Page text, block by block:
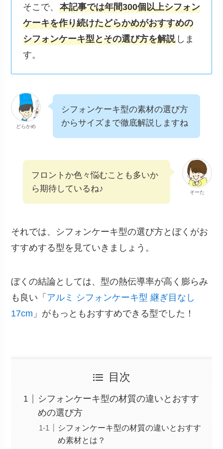
そこで、 本記事では年間300個以上シフォン
ケーキを作り続けたどらかめがおすすめの
シフォンケーキ型とその選び方を解説しま
す。
どらかめ
シフォンケーキ型の素材の選び方
からサイズまで徹底解説しますね
そーた
フロントか色々悩むことも多いか
ら期待しているね♪
それでは、シフォンケーキ型の選び方とぼくがお
すすめする型を見ていきましょう。
ぼくの結論としては、型の熱伝導率が高く膨らみ
も良い「 アルミ シフォンケーキ型 継ぎ目なし
17cm 」がもっともおすすめできる型でした！
目次
シフォンケーキ型の材質の違いとおすす
めの選び方
シフォンケーキ型の材質の違いとおすす
め素材とは？